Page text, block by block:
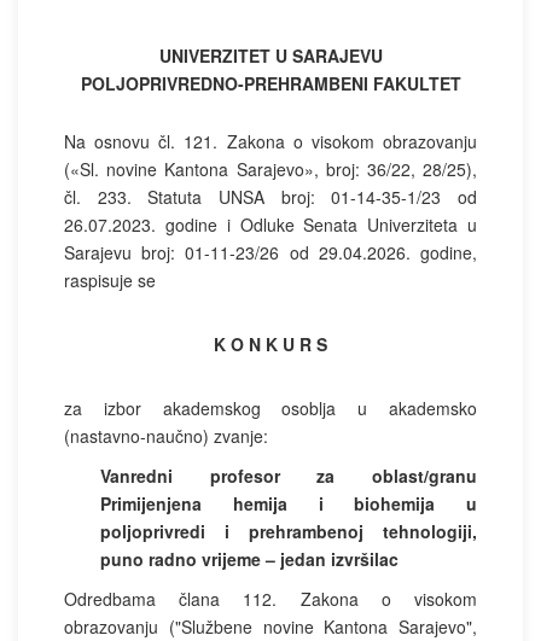
UNIVERZITET U SARAJEVU
POLJOPRIVREDNO-PREHRAMBENI FAKULTET
Na osnovu čl. 121. Zakona o visokom obrazovanju
(«Sl. novine Kantona Sarajevo», broj: 36/22, 28/25),
čl. 233. Statuta UNSA broj: 01-14-35-1/23 od
26.07.2023. godine i Odluke Senata Univerziteta u
Sarajevu broj: 01-11-23/26 od 29.04.2026. godine,
raspisuje se
K O N K U R S
za izbor akademskog osoblja u akademsko
(nastavno-naučno) zvanje:
Vanredni profesor za oblast/granu
Primijenjena hemija i biohemija u
poljoprivredi i prehrambenoj tehnologiji,
puno radno vrijeme – jedan izvršilac
Odredbama člana 112. Zakona o visokom
obrazovanju ("Službene novine Kantona Sarajevo",